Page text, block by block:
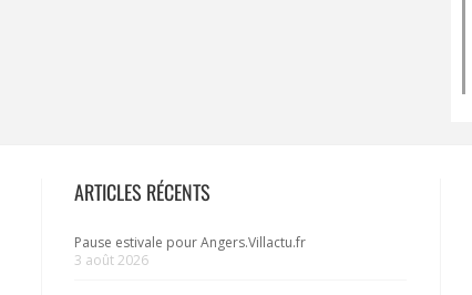
ARTICLES RÉCENTS
Pause estivale pour Angers.Villactu.fr
3 août 2026